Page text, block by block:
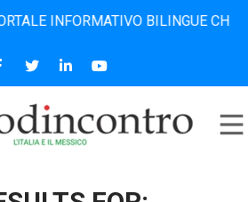
BILINGUE CHE DAL 2006